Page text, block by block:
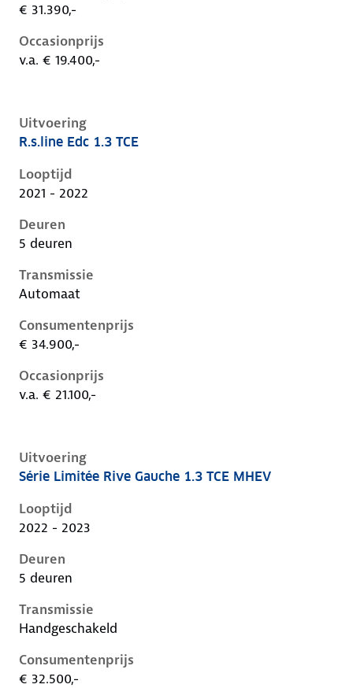
€ 31.390,-
Occasionprijs
v.a. € 19.400,-
Uitvoering
Renault Captur ii, 1.3 tce, 103 kW, Benzine, 5 deuren
R.s.line Edc 1.3 TCE
Looptijd
2021 - 2022
Deuren
5 deuren
Transmissie
Automaat
Consumentenprijs
€ 34.900,-
Occasionprijs
v.a. € 21.100,-
Uitvoering
Renault Captur ii, 1.3 tce mhev, 103 kW, Benzine, 5
Série Limitée Rive Gauche 1.3 TCE MHEV
Looptijd
2022 - 2023
Deuren
5 deuren
Transmissie
Handgeschakeld
Consumentenprijs
€ 32.500,-